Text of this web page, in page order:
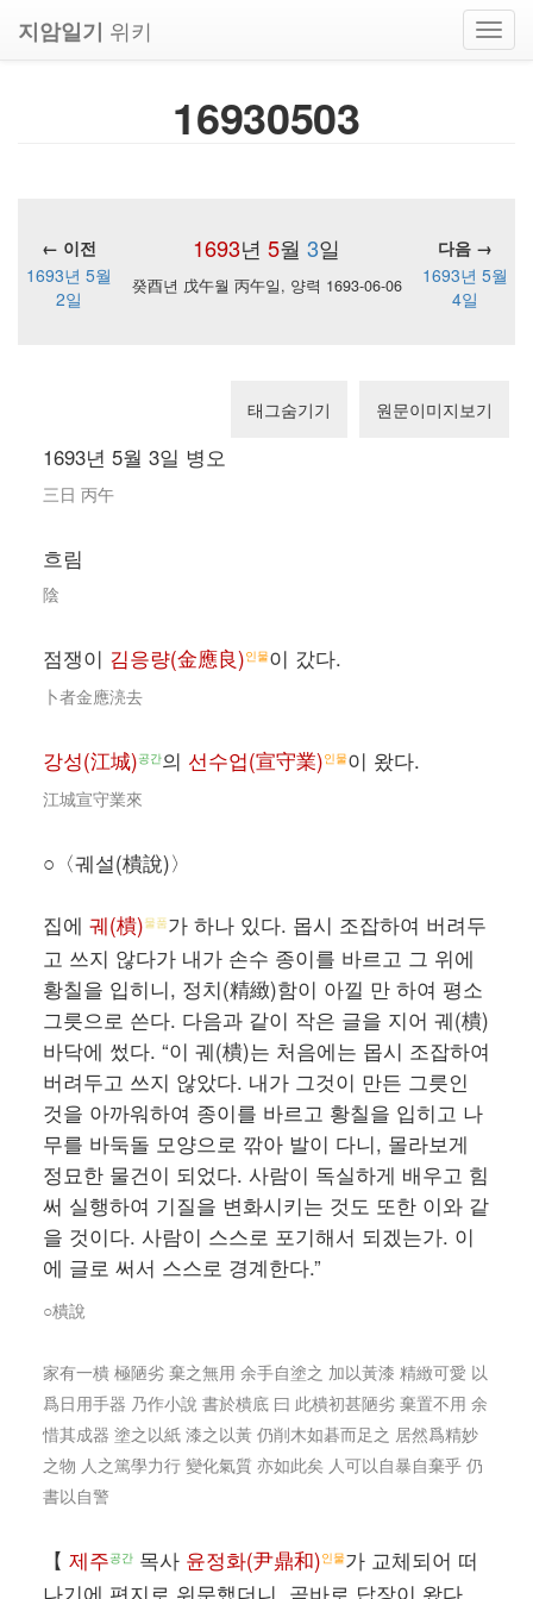
지암일기 위키
16930503
1693년 5월 3일
← 이전
다음 →
1693년 5월
2일
癸酉년 戊午월 丙午일, 양력 1693-06-06
1693년 5월
4일
태그숨기기 원문이미지보기
1693년 5월 3일 병오
三日 丙午
흐림
陰
점쟁이 김응량(金應良)인물이 갔다.
卜者金應湸去
강성(江城)공간의 선수업(宣守業)인물이 왔다.
江城宣守業來
○〈궤설(樻說)〉
집에 궤(樻)물품가 하나 있다. 몹시 조잡하여 버려두
고 쓰지 않다가 내가 손수 종이를 바르고 그 위에
황칠을 입히니, 정치(精緻)함이 아낄 만 하여 평소
그릇으로 쓴다. 다음과 같이 작은 글을 지어 궤(樻)
바닥에 썼다. “이 궤(樻)는 처음에는 몹시 조잡하여
버려두고 쓰지 않았다. 내가 그것이 만든 그릇인
것을 아까워하여 종이를 바르고 황칠을 입히고 나
무를 바둑돌 모양으로 깎아 발이 다니, 몰라보게
정묘한 물건이 되었다. 사람이 독실하게 배우고 힘
써 실행하여 기질을 변화시키는 것도 또한 이와 같
을 것이다. 사람이 스스로 포기해서 되겠는가. 이
에 글로 써서 스스로 경계한다.”
○樻說
家有一樻 極陋劣 棄之無用 余手自塗之 加以黃漆 精緻可愛 以
爲日用手器 乃作小說 書於樻底 曰 此樻初甚陋劣 棄置不用 余
惜其成器 塗之以紙 漆之以黃 仍削木如碁而足之 居然爲精妙
之物 人之篤學力行 變化氣質 亦如此矣 人可以自暴自棄乎 仍
書以自警
【 제주공간 목사 윤정화(尹鼎和)인물가 교체되어 떠